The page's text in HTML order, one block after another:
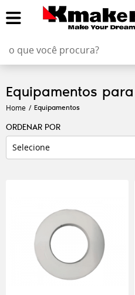
Equipamentos
Home Equipamentos
ORDENAR POR
Selecione